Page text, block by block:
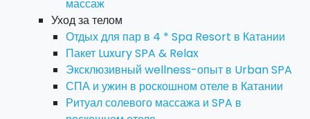
массаж
Уход за телом
Отдых для пар в 4 * Spa Resort в Катании
Пакет Luxury SPA & Relax
Эксклюзивный wellness-опыт в Urban SPA
СПА и ужин в роскошном отеле в Катании
Ритуал солевого массажа и SPA в